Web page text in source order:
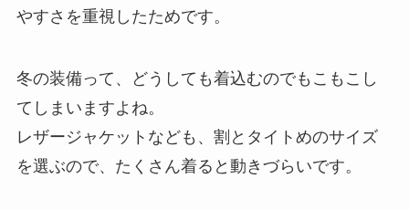
やすさを重視したためです。
冬の装備って、どうしても着込むのでもこもこし
てしまいますよね。
レザージャケットなども、割とタイトめのサイズ
を選ぶので、たくさん着ると動きづらいです。